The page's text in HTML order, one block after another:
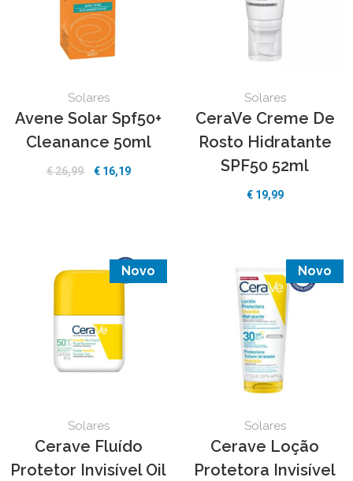
Solares
Avene Solar Spf50+
Cleanance 50ml
€ 26,99 € 16,19
Solares
CeraVe Creme De
Rosto Hidratante
SPF50 52ml
€ 19,99
Novo
Solares
Cerave Fluído
Protetor Invisível Oil
Novo
Solares
Cerave Loção
Protetora Invisível